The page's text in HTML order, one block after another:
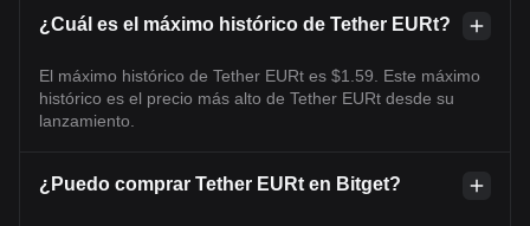
¿Cuál es el máximo histórico de Tether EURt?
El máximo histórico de Tether EURt es $1.59. Este máximo
histórico es el precio más alto de Tether EURt desde su
lanzamiento.
¿Puedo comprar Tether EURt en Bitget?